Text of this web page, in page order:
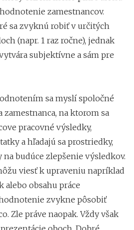
zamestnancov.
sa zvyknú robiť v určitých
(napr. 1 raz ročne), jednak
subjektívne a sám pre
sa myslí spoločné
zamestnanca, na ktorom sa
pracovné výsledky,
a hľadajú sa prostriedky,
budúce zlepšenie výsledkov.
viesť k upraveniu napríklad
obsahu práce
zvykne pôsobiť
Zle práve naopak. Vždy však